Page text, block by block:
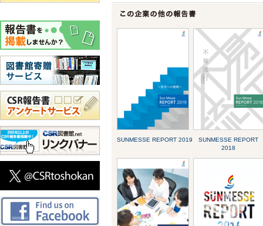
SUNMESSE REPORT 2019
SUNMESSE REPORT
2018